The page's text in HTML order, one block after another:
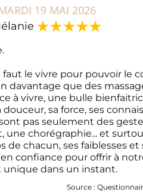
19 MAI 2026
faut le vivre pour pouvoir le
davantage que des
à vivre, une bulle
sa force, ses
pas seulement des
une chorégraphie... et
de chacun, ses faiblesses et
confiance pour offrir à
dans un instant.
Source :